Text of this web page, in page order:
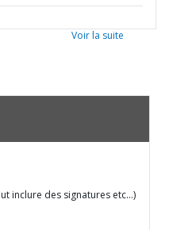
Voir la suite
inclure des signatures etc…)